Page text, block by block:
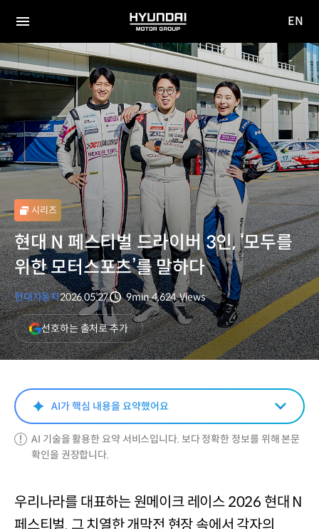
전체
메뉴
HYUNDAI
MOTOR
GROUP
사이
이동
EN
시리즈
현대 N 페스티벌 드라이버 3인, ‘모두를
위한 모터스포츠’를 말하다
현대자동차2026.05.27
분량
9min
조회수
4,624 Views
선호하는 출처로 추가(새
창
열림)
AI가 핵심 내용을 요약했어요
AI 기술을 활용한 요약 서비스입니다. 보다 정확한 정보를 위해 본문
확인을 권장합니다.
우리나라를 대표하는 원메이크 레이스 2026 현대 N
페스티벌. 그 치열한 개막전 현장 속에서 각자의